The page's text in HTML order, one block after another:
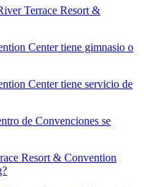
Terrace Resort &
Center tiene gimnasio o
Center tiene servicio de
de Convenciones se
Resort & Convention